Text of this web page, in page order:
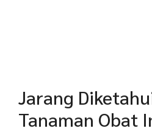
Jarang
Tanaman Obat